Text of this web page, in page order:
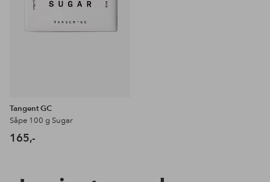
Tangent GC
Såpe 100 g Sugar
165,-